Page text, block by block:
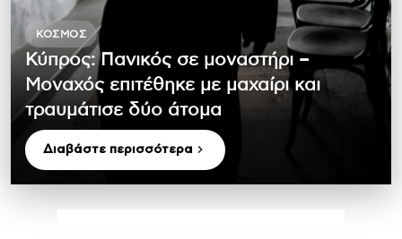
ΚΌΣΜΟΣ
Κύπρος: Πανικός σε μοναστήρι –
Μοναχός επιτέθηκε με μαχαίρι και
τραυμάτισε δύο άτομα
Διαβάστε περισσότερα